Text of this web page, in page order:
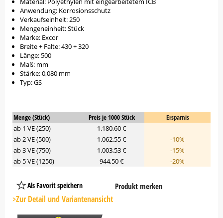
Anwendung: Korrosionsschutz
Verkaufseinheit: 250
Mengeneinheit: Stück
Marke: Excor
Breite + Falte: 430 + 320
Länge: 500
Maß: mm
Stärke: 0,080 mm
Typ: GS
Menge (Stück) Preis je 1000 Stück
Ersparnis
ab 1 VE (250)
1.180,60 €
ab 2 VE (500)
1.062,55 €
-10%
ab 3 VE (750)
1.003,53 €
-15%
ab 5 VE (1250)
944,50 € -20%
Als Favorit speichern
Platzhalter
Button
Produkt merken
>Zur Detail und Variantenansicht